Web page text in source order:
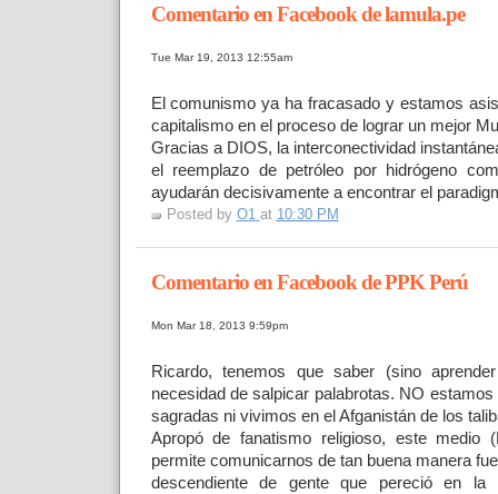
Comentario en Facebook de lamula.pe
Tue Mar 19, 2013 12:55am
El comunismo ya ha fracasado y estamos
capitalismo en el proceso de lograr un mejor
Gracias a DIOS, la interconectividad
el reemplazo de petróleo por hidrógeno
ayudarán decisivamente a encontrar el
Posted by O1 at 10:30 PM
Comentario en Facebook de PPK Perú
Mon Mar 18, 2013 9:59pm
Ricardo, tenemos que saber (sino
necesidad de salpicar palabrotas. NO
sagradas ni vivimos en el Afganistán de los
Apropó de fanatismo religioso, este medio
permite comunicarnos de tan buena manera
descendiente de gente que pereció en la